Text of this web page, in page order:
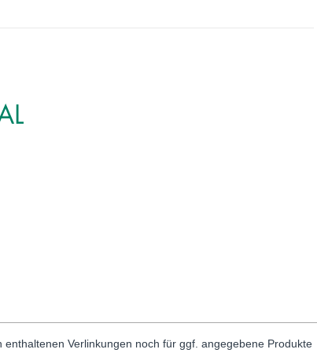
Verlinkungen noch für ggf. angegebene Produkte